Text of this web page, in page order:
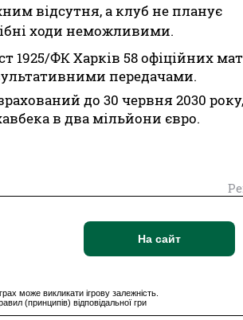
відсутня, а клуб не планує
ходи неможливими.
1925/ФК Харків 58 офіційних
передачами.
до 30 червня 2030
в два мільйони євро.
На сайт
може викликати ігрову залежність.
(принципів) відповідальної гри